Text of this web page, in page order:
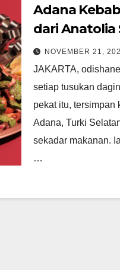
Adana
dari Anatolia
NOVEMBER 21,
JAKARTA,
setiap tusukan
pekat itu, tersimpan
Adana, Turki
sekadar makanan.
…